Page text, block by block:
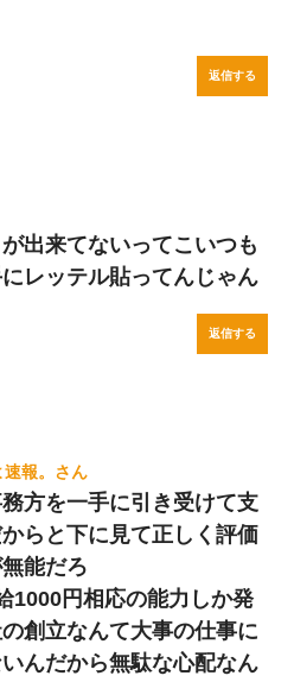
返信する
出来てないってこいつも
レッテル貼ってんじゃん
返信する
報。
方を一手に引き受けて支
らと下に見て正しく評価
能だろ
1000円相応の能力しか発
創立なんて大事の仕事に
んだから無駄な心配なん